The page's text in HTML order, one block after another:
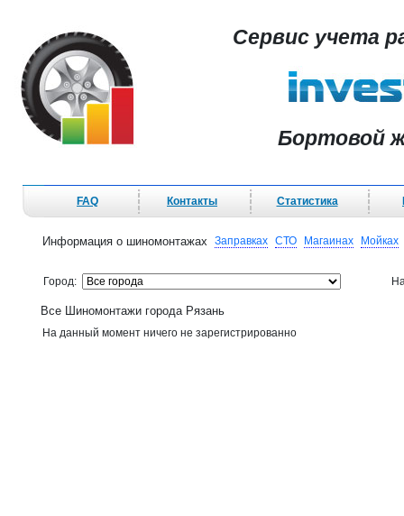
Сервис учета
Бортовой
FAQ Контакты Статистика
Информация о шиномонтажах Заправках СТО Магаинах Мойках
Город:
Все Шиномонтажи города Рязань
На данный момент ничего не зарегистрированно